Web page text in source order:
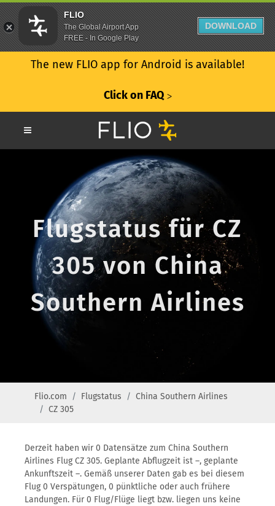
The new FLIO app for Android is available!
Click on FAQ ᐳ
Flugstatus für CZ
305 von China
Southern Airlines
Flio.com Flugstatus
China Southern Airlines
CZ 305
Derzeit haben wir 0 Datensätze zum China Southern
Airlines Flug CZ 305. Geplante Abflugzeit ist –, geplante
Ankunftszeit –. Gemäß unserer Daten gab es bei diesem
Flug 0 Verspätungen, 0 pünktliche oder auch frühere
Landungen. Für 0 Flug/Flüge liegt bzw. liegen uns keine
FLIO
The Global Airport App
FREE - In Google Play
DOWNLOAD